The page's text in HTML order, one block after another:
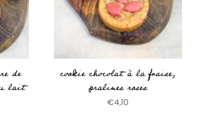
de
lait
cookie chocolat à la fraise,
pralines roses
€4,10